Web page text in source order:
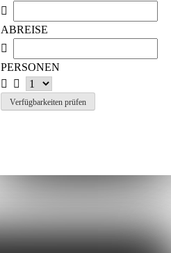
ABREISE
PERSONEN
Verfügbarkeiten prüfen